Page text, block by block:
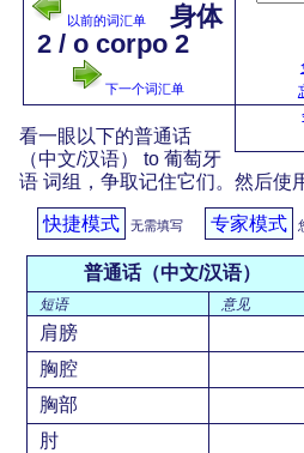
以前的词汇单
身体
2 / o corpo 2
下一个词汇单
看一眼以下的普通话
（中文/汉语） to 葡萄牙
语 词组，争取记住它们。然后使
快捷模式 无需填写 专家模式
普通话（中文/汉语）
短语 意见
肩膀
胸腔
胸部
肘